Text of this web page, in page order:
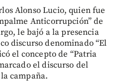
Alonso Lucio, quien fue
Anticorrupción” de
le bajó a la presencia
discurso denominado “El
el concepto de “Patria
el discurso del
campaña.